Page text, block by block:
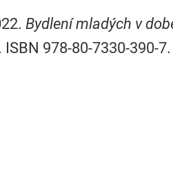
Bydlení mladých v
ISBN 978-80-7330-390-7.